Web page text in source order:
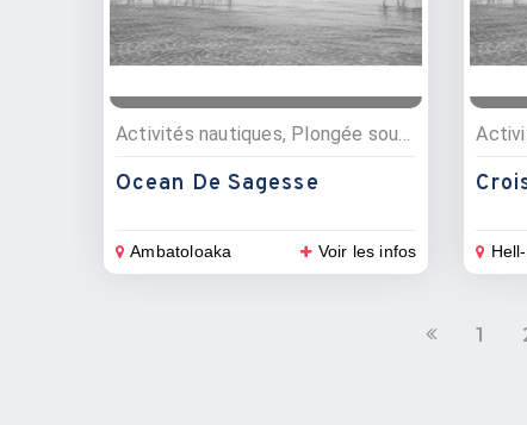
Activités nautiques, Plongée sous marine, Pêche
Ocean De Sagesse
Ambatoloaka Voir les infos
1